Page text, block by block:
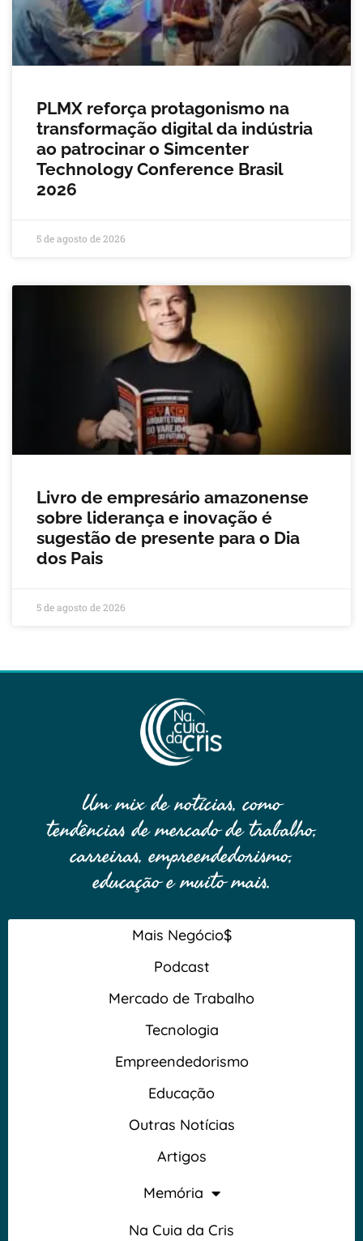
PLMX reforça protagonismo na
transformação digital da indústria
ao patrocinar o Simcenter
Technology Conference Brasil
2026
5 de agosto de 2026
Livro de empresário amazonense
sobre liderança e inovação é
sugestão de presente para o Dia
dos Pais
5 de agosto de 2026
Um mix de notícias, como
tendências de mercado de trabalho,
carreiras, empreendedorismo,
educação e muito mais.
Mais Negócio$
Podcast
Mercado de Trabalho
Tecnologia
Empreendedorismo
Educação
Outras Notícias
Artigos
Memória
Na Cuia da Cris